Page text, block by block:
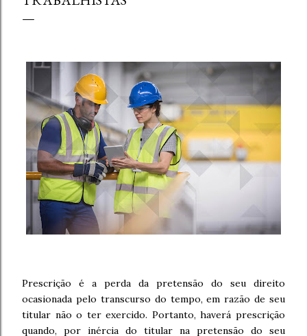
Prescrição é a perda da pretensão do seu direito
ocasionada pelo transcurso do tempo, em razão de seu
titular não o ter exercido. Portanto, haverá prescrição
quando, por inércia do titular na pretensão do seu